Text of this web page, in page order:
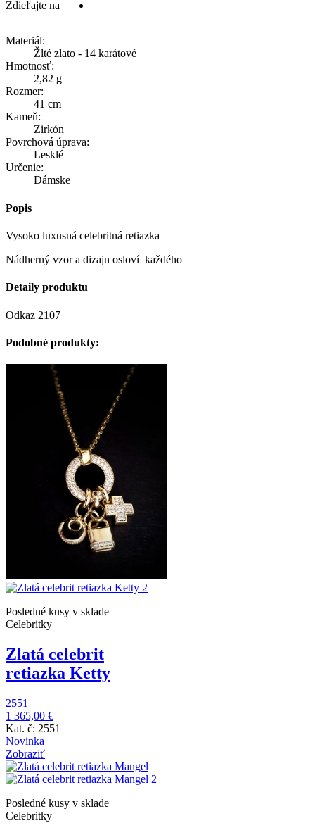
Zdieľajte na
Materiál:
Žlté zlato - 14 karátové
Hmotnosť:
2,82 g
Rozmer:
41 cm
Kameň:
Zirkón
Povrchová úprava:
Lesklé
Určenie:
Dámske
Popis
Vysoko luxusná celebritná retiazka
Nádherný vzor a dizajn osloví každého
Detaily produktu
Odkaz 2107
Podobné produkty:
Posledné kusy v sklade
Celebritky
Zlatá celebrit
retiazka Ketty
2551
1 365,00 €
Kat. č: 2551
Novinka
Zobraziť
Posledné kusy v sklade
Celebritky